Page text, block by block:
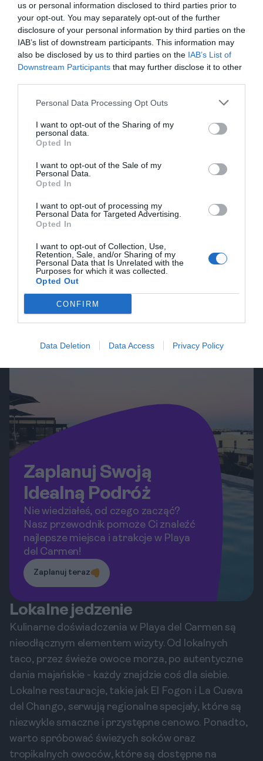
us or personal information disclosed to third parties prior to
your opt-out. You may separately opt-out of the further
disclosure of your personal information by third parties on the
IAB’s list of downstream participants. This information may
also be disclosed by us to third parties on the IAB’s List of
Downstream Participants that may further disclose it to other
Personal Data Processing Opt Outs
I want to opt-out of the Sharing of my
personal data.
Opted In
I want to opt-out of the Sale of my
Personal Data.
Opted In
I want to opt-out of processing my
Personal Data for Targeted Advertising.
Opted In
I want to opt-out of Collection, Use,
Retention, Sale, and/or Sharing of my
Personal Data that Is Unrelated with the
Purposes for which it was collected.
Opted Out
CONFIRM
Data Deletion Data Access Privacy Policy
pokazując, dlaczego to miasto jest
idealną alternatywą dla zatłoczonych
kurortów.
plaże i bogata kultura, ale także
prawdziwa mekka dla miłośników dobrej
kuchni. W tym artykule przedstawimy
najlepsze restauracje oraz lokalne
stoiska ze street foodem, gdzie
można spróbować wyjątkowych
meksykańskich dań, które zadowolą
smakoszy.
0 18.09.2025•3 min
3
Playa del Carmen: najlepsze punkty
widokowe i zdjęcia?
Playa del Carmen to miejsce pełne
niesamowitych widoków, pięknych plaż
oraz lokalnej sztuki ulicznej. Znajdziesz
oferują zapierające dech w piersiach
oraz informacje o tym, jakie atrakcje
0 18.09.2025•4 min
godzin?
Playa del Carmen to jeden z
a spędzenie tam 48 godzin może być
warto zobaczyć i doświadczyć, aby w
0 09.09.2025•5 min
Playa del Carmen jest jednym z
najmodniejszych miejsc turystycznych
nowoczesne udogodnienia z
małomiasteczkowym klimatem,
zapewniając niezapomniane chwile
tym przedstawimy jak dojechać do
odkrycia lokalnych smaków i otrzymania
Zaplanuj Swoją
Idealną Podróż
Nie wiedziałeś, od czego zacząć?
Nasz przewodnik pomoże Ci znaleźć
najlepsze miejsca i atrakcje w Playa
del Carmen!
Zaplanuj teraz
Lokalne jedzenie
Kulinarne doświadczenia w Playa del Carmen są
nieodłącznym elementem wizyty. Od lokalnych
taco, przez świeże owoce morza, po autentyczne
dania majańskie - każdy znajdzie coś dla siebie.
Lokalne restauracje, takie jak El Fogon i La Cueva
del Chango, serwują regionalne specjały, które są
niezwykle smaczne i przystępne cenowo. Ponadto,
warto spróbować świeżych soków oraz
tropikalnych owoców, które są dostępne na